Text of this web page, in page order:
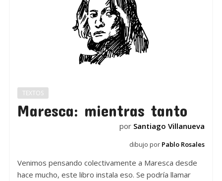
TEXTOS
Maresca: mientras tanto
por Santiago Villanueva
dibujo por Pablo Rosales
Venimos pensando colectivamente a Maresca desde
hace mucho, este libro instala eso. Se podría llamar